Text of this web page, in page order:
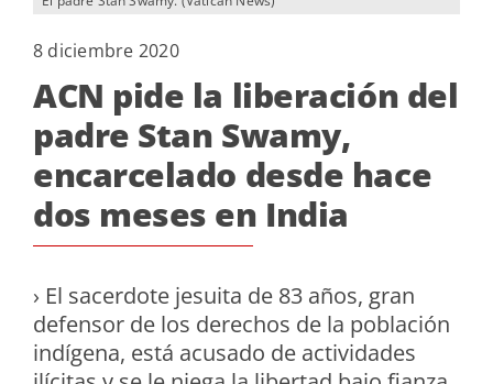
8 diciembre 2020
ACN pide la liberación del
padre Stan Swamy,
encarcelado desde hace
dos meses en India
› El sacerdote jesuita de 83 años, gran
defensor de los derechos de la población
indígena, está acusado de actividades